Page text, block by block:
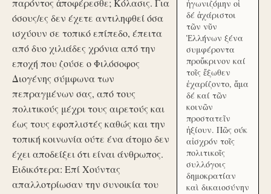
παρόντος ἀποφέρεσθε; Κόλασις. Για
όσους/ες δεν έχετε αντιληφθεί όσα
ισχύουν σε τοπικό επίπεδο, έπειτα
από δυο χιλιάδες χρόνια από την
εποχή που ζούσε ο Φιλόσοφος
Διογένης σύμφωνα των
πεπραγμένων σας, από τους
πολιτικούς μέχρι τους αιρετούς και
έως τους εφοπλιστές καθώς και την
τοπική κοινωνία ούτε ένα άτομο δεν
έχει αποδείξει ότι είναι άνθρωπος.
Ειδικότερα: Επί Χούντας
απαλλοτρίωσαν την συνοικία του
ἠγωνιζόμην οἱ
δέ ἀχάριστοι
τῶν νῦν
Ἑλλήνων ξένα
συμφέροντα
προὔκρινον καί
τοῖς ἔξωθεν
ἐχαρίζοντο, ἅμα
δέ καί τῶν
κοινῶν
προστατεῖν
ἠξίουν. Πῶς ούκ
αἰσχρόν τοῖς
πολιτικοῖς
συλλόγοις
δημοκρατίαν
καὶ δικαιοσύνην